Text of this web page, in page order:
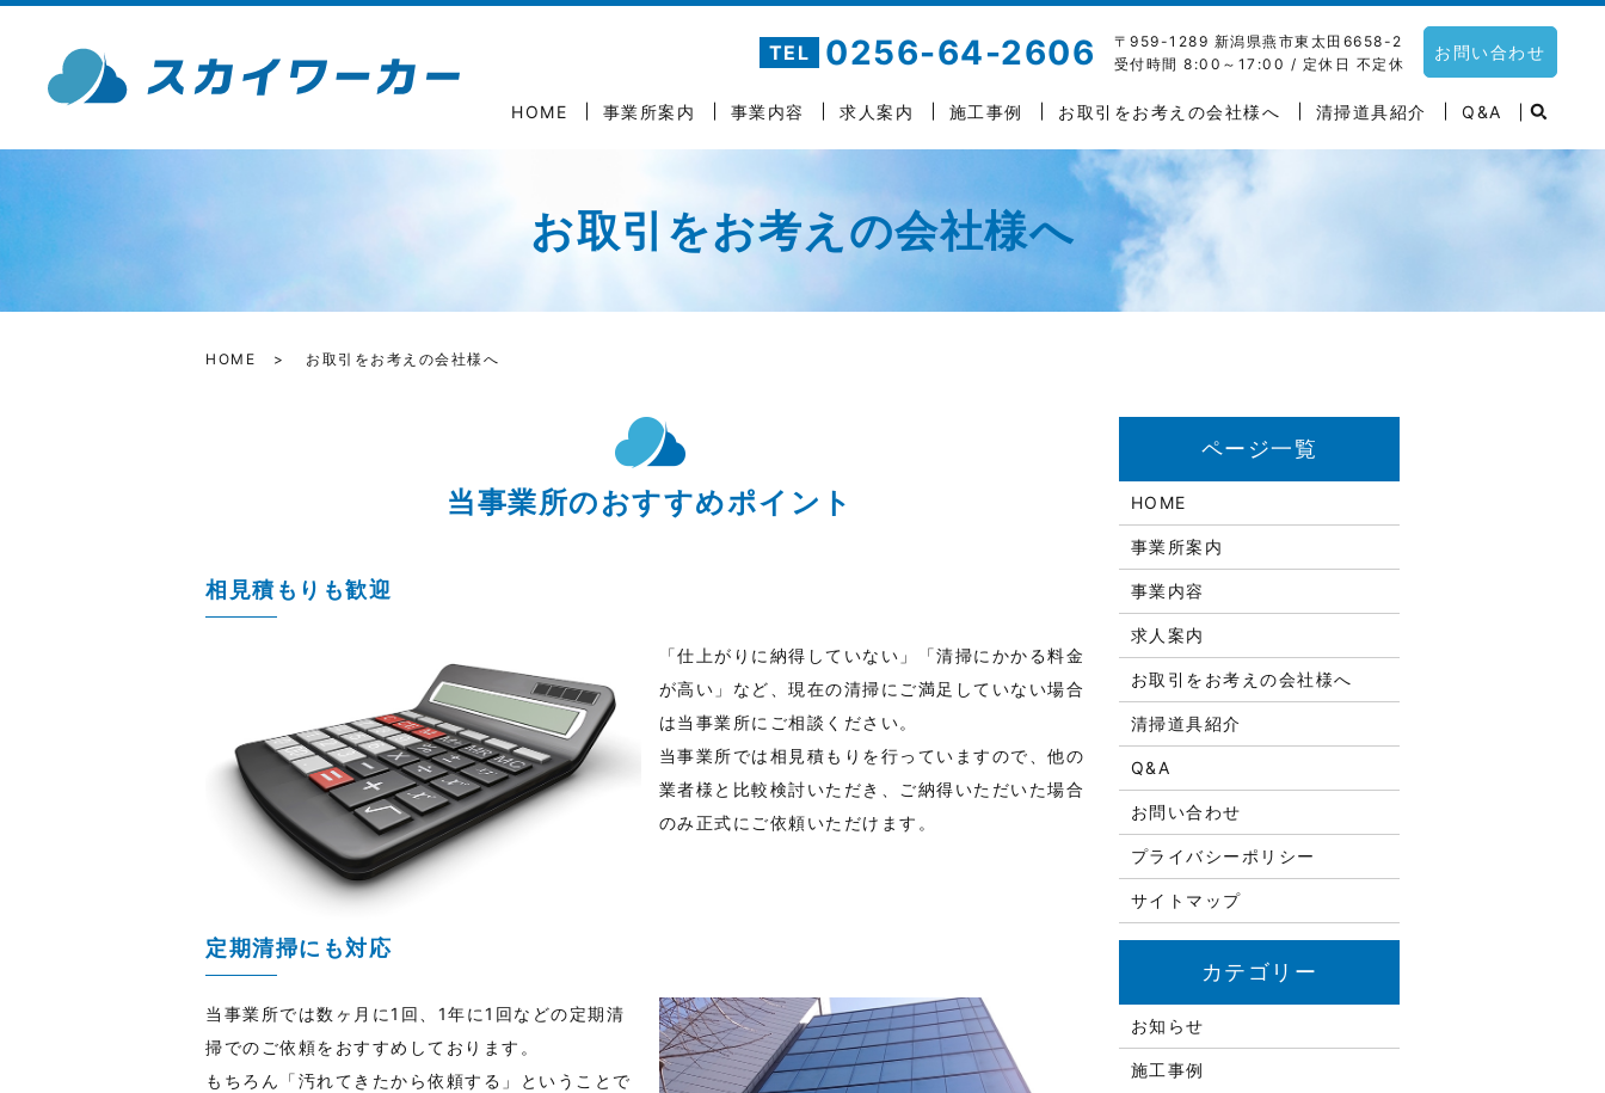
TEL 0256-64-2606
〒959-1289 新潟県燕市東太田6658-2
受付時間 8:00～17:00 / 定休日 不定休
お問い合わせ
HOME 事業所案内 事業内容 求人案内 施工事例 お取引をお考えの会社様へ 清掃道具紹介 Q&A
お取引をお考えの会社様へ
HOME お取引をお考えの会社様へ
当事業所のおすすめポイント
相見積もりも歓迎
「仕上がりに納得していない」「清掃にかかる料金
が高い」など、現在の清掃にご満足していない場合
は当事業所にご相談ください。
当事業所では相見積もりを行っていますので、他の
業者様と比較検討いただき、ご納得いただいた場合
のみ正式にご依頼いただけます。
定期清掃にも対応
当事業所では数ヶ月に1回、1年に1回などの定期清
掃でのご依頼をおすすめしております。
もちろん「汚れてきたから依頼する」ということで
HOME
事業所案内
事業内容
求人案内
お取引をお考えの会社様へ
清掃道具紹介
Q&A
お問い合わせ
プライバシーポリシー
サイトマップ
お知らせ
施工事例